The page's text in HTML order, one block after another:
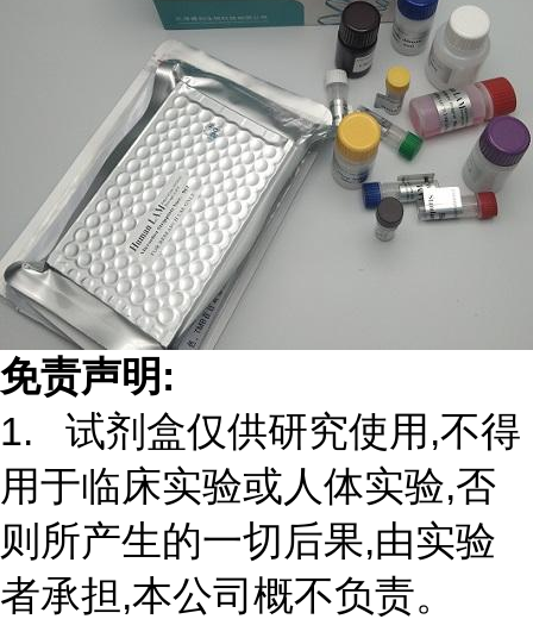
免责声明:
1. 试剂盒仅供研究使用,不得
用于临床实验或人体实验,否
则所产生的一切后果,由实验
者承担,本公司概不负责。